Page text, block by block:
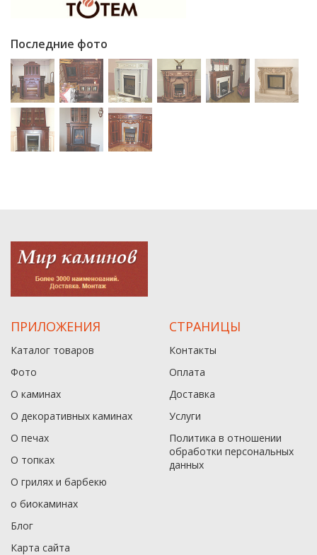
Последние фото
ПРИЛОЖЕНИЯ
Каталог товаров
Фото
О каминах
О декоративных каминах
О печах
О топках
О грилях и барбекю
о биокаминах
Блог
Карта сайта
СТРАНИЦЫ
Контакты
Оплата
Доставка
Услуги
Политика в отношении
обработки персональных
данныx